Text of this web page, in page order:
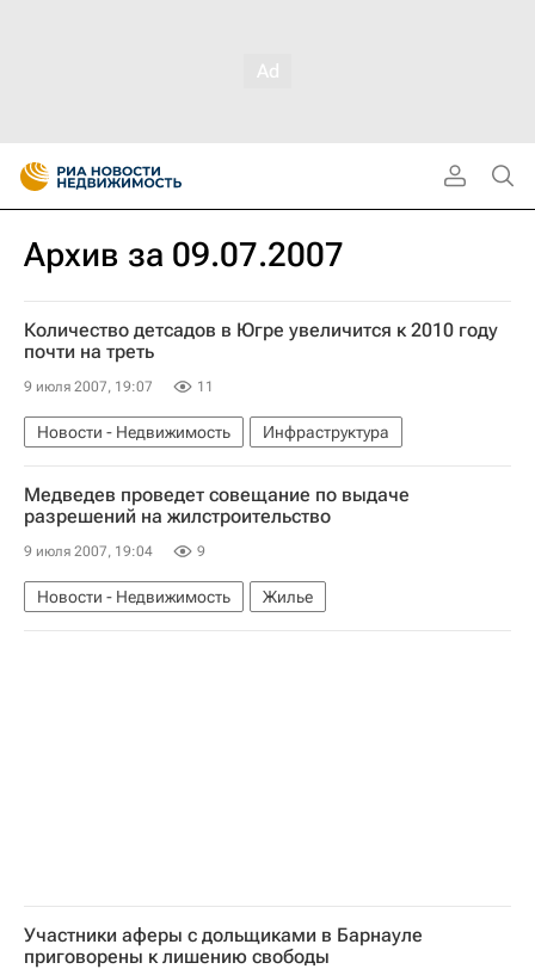
Архив за 09.07.2007
Количество детсадов в Югре увеличится к 2010 году
почти на треть
9 июля 2007, 19:07 11
Новости - Недвижимость Инфраструктура
Медведев проведет совещание по выдаче
разрешений на жилстроительство
9 июля 2007, 19:04 9
Новости - Недвижимость Жилье
Участники аферы с дольщиками в Барнауле
приговорены к лишению свободы